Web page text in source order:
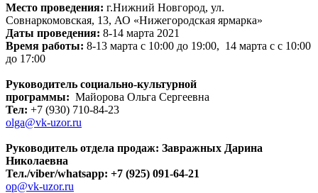
Место проведения: г.Нижний Новгород, ул.
Совнаркомовская, 13, АО «Нижегородская ярмарка»
Даты проведения: 8-14 марта 2021
Время работы: 8-13 марта с 10:00 до 19:00, 14 марта с с 10:00
до 17:00
Руководитель социально-культурной
программы: Майорова Ольга Сергеевна
Тел: +7 (930) 710-84-23
olga@vk-uzor.ru
Руководитель отдела продаж: Завражных Дарина
Николаевна
Тел./viber/whatsapp: +7 (925) 091-64-21
op@vk-uzor.ru